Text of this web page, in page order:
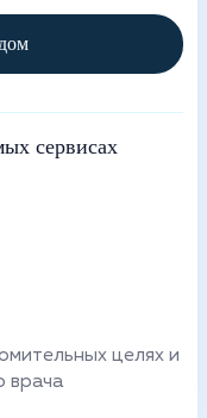
сервисах
целях и
врача